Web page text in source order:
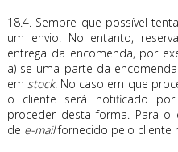
18.4. Sempre que possível
um envio. No entanto,
entrega da encomenda, por
a) se uma parte da
emstock. No caso em que
o cliente será notificado por
proceder desta forma. Para o
de e-mailfornecido pelo cliente